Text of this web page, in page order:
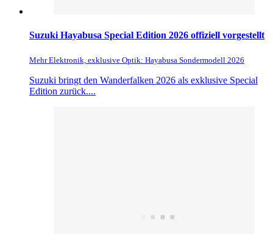
Suzuki Hayabusa Special Edition 2026 offiziell vorgestellt
Mehr Elektronik, exklusive Optik: Hayabusa Sondermodell 2026
Suzuki bringt den Wanderfalken 2026 als exklusive Special
Edition zurück....